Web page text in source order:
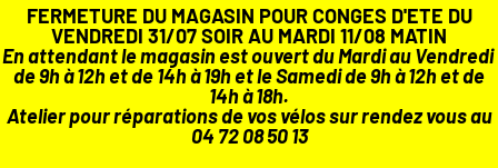
FERMETURE DU MAGASIN POUR CONGES D'ETE DU
VENDREDI 31/07 SOIR AU MARDI 11/08 MATIN
En attendant le magasin est ouvert du Mardi au Vendredi
de 9h à 12h et de 14h à 19h et le Samedi de 9h à 12h et de
14h à 18h.
Atelier pour réparations de vos vélos sur rendez vous au
04 72 08 50 13